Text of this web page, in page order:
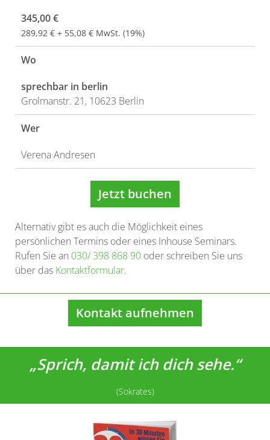
345,00 €
289,92 € + 55,08 € MwSt. (19%)
Wo
sprechbar in berlin
Grolmanstr. 21, 10623 Berlin
Wer
Verena Andresen
Jetzt buchen
Alternativ gibt es auch die Möglichkeit eines
persönlichen Termins oder eines Inhouse Seminars.
Rufen Sie an 030/ 398 868 90 oder schreiben Sie uns
über das Kontaktformular.
Kontakt aufnehmen
„Sprich, damit ich dich sehe.“
(Sokrates)